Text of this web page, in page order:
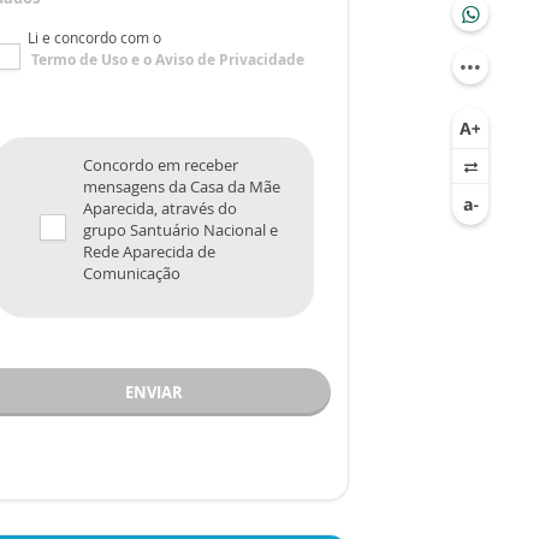
Li e concordo com o
Termo de Usoe oAviso de Privacidade
Concordo em receber
mensagens da Casa da Mãe
Aparecida, através do
grupo Santuário Nacional e
Rede Aparecida de
Comunicação
ENVIAR